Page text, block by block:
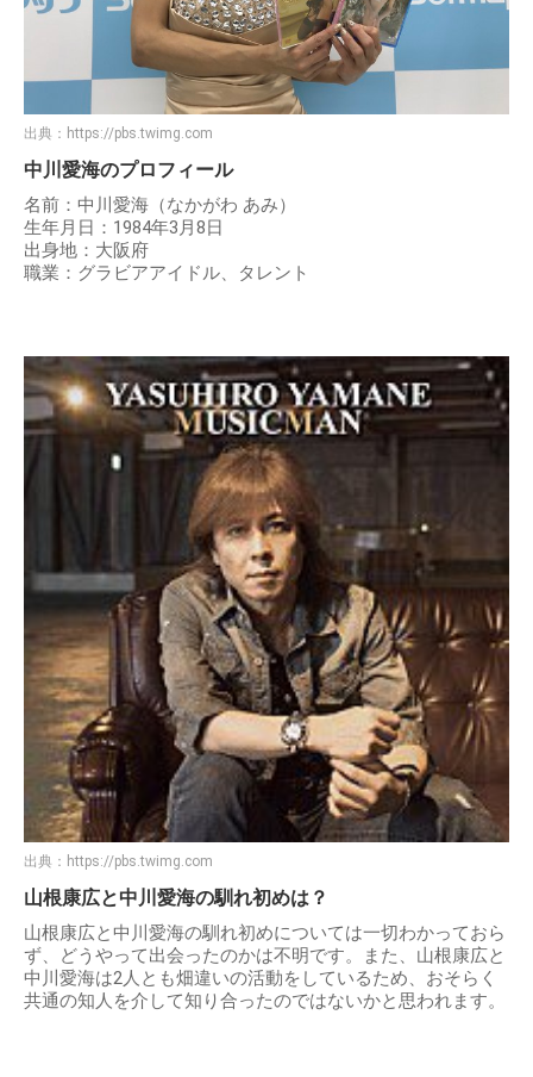
出典： https://pbs.twimg.com
中川愛海のプロフィール
名前：中川愛海（なかがわ あみ）
生年月日：1984年3月8日
出身地：大阪府
職業：グラビアアイドル、タレント
出典： https://pbs.twimg.com
山根康広と中川愛海の馴れ初めは？
山根康広と中川愛海の馴れ初めについては一切わかっておら
ず、どうやって出会ったのかは不明です。また、山根康広と
中川愛海は2人とも畑違いの活動をしているため、おそらく
共通の知人を介して知り合ったのではないかと思われます。